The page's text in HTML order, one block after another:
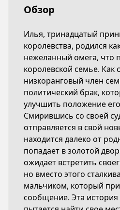
Обзор
Илья, тринадцатый
королевства, родился
нежеланный омега, что
королевской семье. Как
низкоранговый член
политический брак,
улучшить положение
Смирившись со своей
отправляется в свой
находится далеко от
попадает в золотой
ожидает встретить
но вместо этого
мальчиком, который
сообщение. Эта история